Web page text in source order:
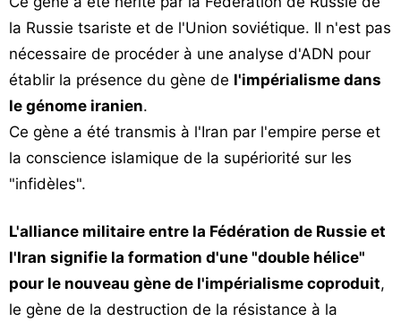
Vos
chroniques
Les
bonnes
adresses
la Russie tsariste et de l'Union soviétique. Il n'est pas
nécessaire de procéder à une analyse d'ADN pour
établir la présence du gène de l'impérialisme dans
le génome iranien.
Ce gène a été transmis à l'Iran par l'empire perse et
la conscience islamique de la supériorité sur les
"infidèles".
L'alliance militaire entre la Fédération de Russie et
l'Iran signifie la formation d'une "double hélice"
pour le nouveau gène de l'impérialisme coproduit,
le gène de la destruction de la résistance à la